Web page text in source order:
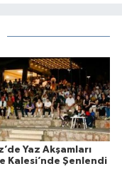
Yaz Akşamları
Kalesi’nde Şenlendi